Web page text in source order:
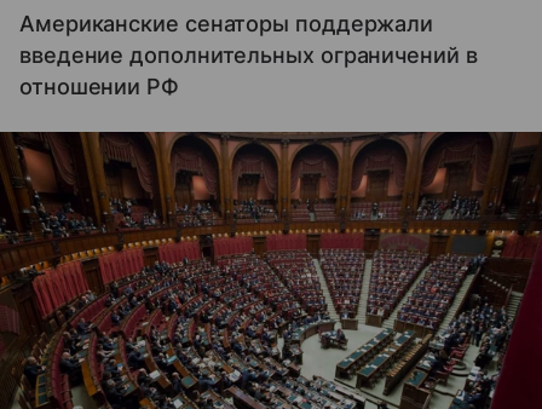
Американские сенаторы поддержали
введение дополнительных ограничений в
отношении РФ